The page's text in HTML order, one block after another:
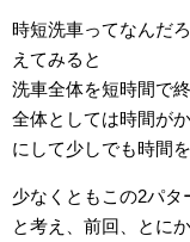
時短洗車ってなんだ
えてみると
洗車全体を短時間で
全体としては時間が
にして少しでも時間
少なくともこの2パタ
と考え、前回、とに